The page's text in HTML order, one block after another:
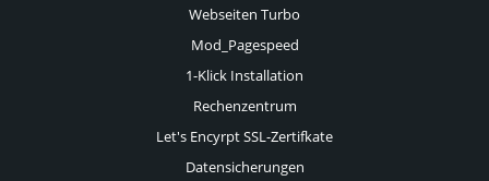
Webseiten Turbo
Mod_Pagespeed
1-Klick Installation
Rechenzentrum
Let's Encyrpt SSL-Zertifkate
Datensicherungen